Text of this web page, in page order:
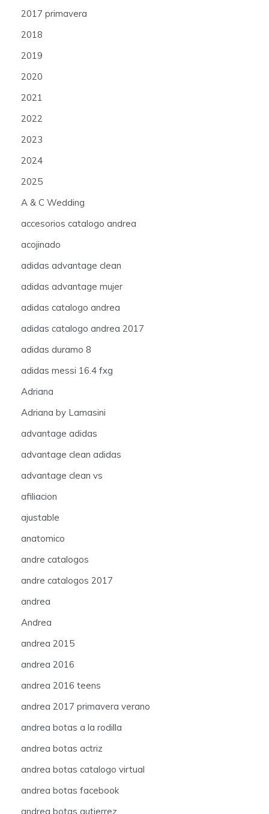
2017 primavera
2018
2019
2020
2021
2022
2023
2024
2025
A & C Wedding
accesorios catalogo andrea
acojinado
adidas advantage clean
adidas advantage mujer
adidas catalogo andrea
adidas catalogo andrea 2017
adidas duramo 8
adidas messi 16.4 fxg
Adriana
Adriana by Lamasini
advantage adidas
advantage clean adidas
advantage clean vs
afiliacion
ajustable
anatomico
andre catalogos
andre catalogos 2017
andrea
Andrea
andrea 2015
andrea 2016
andrea 2016 teens
andrea 2017 primavera verano
andrea botas a la rodilla
andrea botas actriz
andrea botas catalogo virtual
andrea botas facebook
andrea botas gutierrez